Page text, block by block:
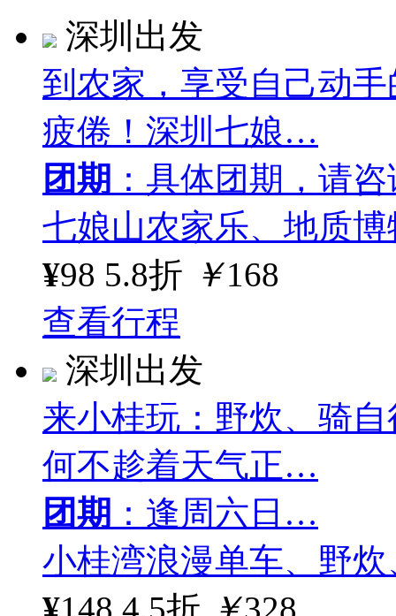
深圳出发
到农家，享受自己动
疲倦！深圳七娘…
团期 ：具体团期，请
七娘山农家乐、地质
¥98 5.8折 ￥168
查看行程
深圳出发
来小桂玩：野炊、骑
何不趁着天气正…
团期 ：逢周六日…
小桂湾浪漫单车、野